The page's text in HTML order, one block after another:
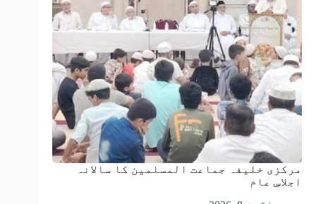
مرکزی خلیفہ جماعت المسلمین کا سالانہ
اجلاسِ عام